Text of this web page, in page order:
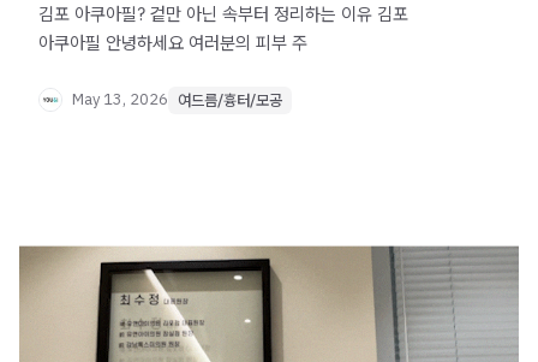
김포 아쿠아필? 겉만 아닌 속부터 정리하는 이유 김포
아쿠아필 안녕하세요 여러분의 피부 주
May 13, 2026 여드름/흉터/모공